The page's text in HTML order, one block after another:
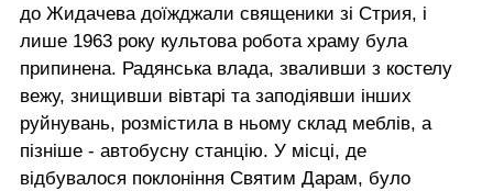
до Жидачева доїжджали священики зі Стрия, і
лише 1963 року культова робота храму була
припинена. Радянська влада, зваливши з костелу
вежу, знищивши вівтарі та заподіявши інших
руйнувань, розмістила в ньому склад меблів, а
пізніше - автобусну станцію. У місці, де
відбувалося поклоніння Святим Дарам, було